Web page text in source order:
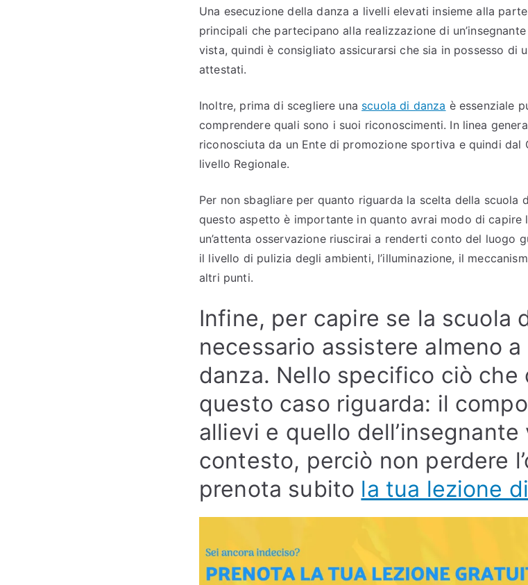
Una esecuzione della danza a livelli elevati insieme alla
principali che partecipano alla realizzazione di
vista, quindi è consigliato assicurarsi che sia in possesso di
attestati.
Inoltre, prima di scegliere una scuola di danza è essenziale
comprendere quali sono i suoi riconoscimenti. In linea
riconosciuta da un Ente di promozione sportiva e quindi dal
livello Regionale.
Per non sbagliare per quanto riguarda la scelta della
questo aspetto è importante in quanto avrai modo di capire
un’attenta osservazione riuscirai a renderti conto del luogo
il livello di pulizia degli ambienti, l’illuminazione, il
altri punti.
Infine, per capire se la scuola
necessario assistere almeno
danza. Nello specifico ciò che
questo caso riguarda: il
allievi e quello
contesto, perciò non perdere
prenota subito la tua lezione